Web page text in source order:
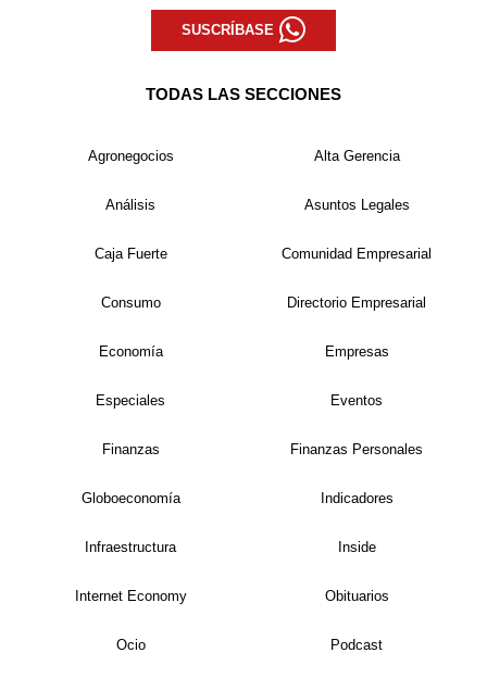
SUSCRÍBASE
TODAS LAS SECCIONES
Agronegocios Alta Gerencia
Análisis Asuntos Legales
Caja Fuerte Comunidad Empresarial
Consumo Directorio Empresarial
Economía Empresas
Especiales Eventos
Finanzas Finanzas Personales
Globoeconomía Indicadores
Infraestructura Inside
Internet Economy Obituarios
Ocio Podcast